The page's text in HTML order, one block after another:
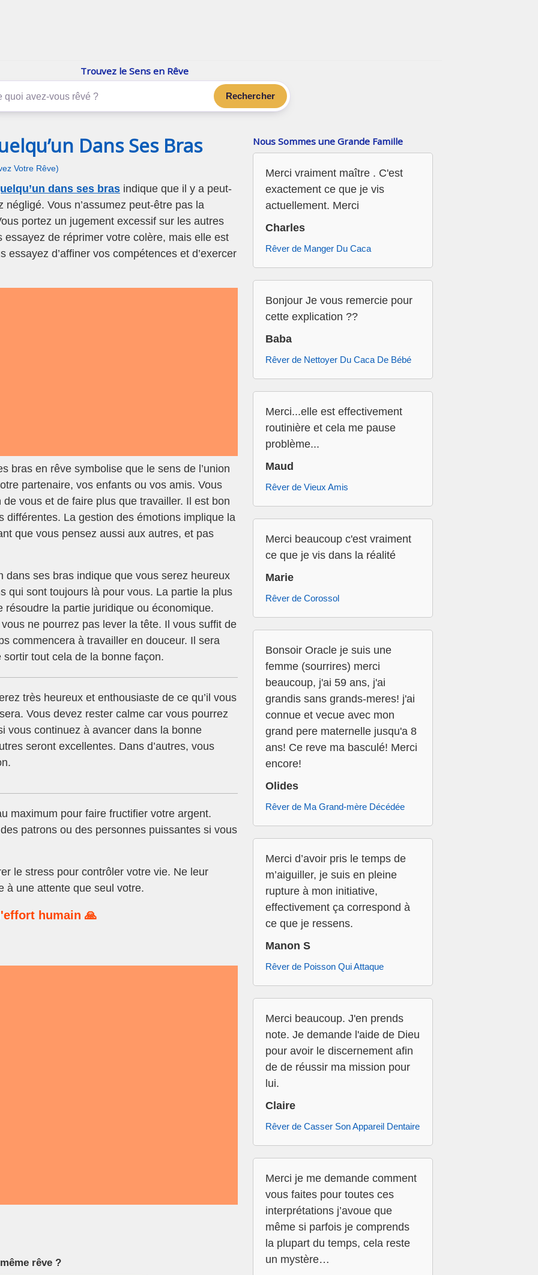
Trouvez le Sens en Rêve
Rechercher
Dans Ses Bras
Votre Rêve)
dans ses bras indique que il y a peut-
Vous n’assumez peut-être pas la
portez un jugement excessif sur les autres
de réprimer votre colère, mais elle est
essayez d’affiner vos compétences et d’exercer
bras en rêve symbolise que le sens de l’union
partenaire, vos enfants ou vos amis. Vous
vous et de faire plus que travailler. Il est bon
différentes. La gestion des émotions implique la
que vous pensez aussi aux autres, et pas
dans ses bras indique que vous serez heureux
qui sont toujours là pour vous. La partie la plus
la partie juridique ou économique.
ne pourrez pas lever la tête. Il vous suffit de
commencera à travailler en douceur. Il sera
tout cela de la bonne façon.
très heureux et enthousiaste de ce qu’il vous
Vous devez rester calme car vous pourrez
vous continuez à avancer dans la bonne
seront excellentes. Dans d’autres, vous
maximum pour faire fructifier votre argent.
patrons ou des personnes puissantes si vous
le stress pour contrôler votre vie. Ne leur
à une attente que seul votre.
humain 🙏
rêve ?
Nous Sommes une Grande Famille
Merci vraiment maître . C'est
exactement ce que je vis
actuellement. Merci
Charles
Rêver de Manger Du Caca
Bonjour Je vous remercie pour
cette explication ??
Baba
Rêver de Nettoyer Du Caca De Bébé
Merci...elle est effectivement
routinière et cela me pause
problème...
Maud
Rêver de Vieux Amis
Merci beaucoup c'est vraiment
ce que je vis dans la réalité
Marie
Rêver de Corossol
Bonsoir Oracle je suis une
femme (sourrires) merci
beaucoup, j'ai 59 ans, j'ai
grandis sans grands-meres! j'ai
connue et vecue avec mon
grand pere maternelle jusqu'a 8
ans! Ce reve ma basculé! Merci
encore!
Olides
Rêver de Ma Grand-mère Décédée
Merci d’avoir pris le temps de
m’aiguiller, je suis en pleine
rupture à mon initiative,
effectivement ça correspond à
ce que je ressens.
Manon S
Rêver de Poisson Qui Attaque
Merci beaucoup. J'en prends
note. Je demande l'aide de Dieu
pour avoir le discernement afin
de de réussir ma mission pour
lui.
Claire
Rêver de Casser Son Appareil Dentaire
Merci je me demande comment
vous faites pour toutes ces
interprétations j’avoue que
même si parfois je comprends
la plupart du temps, cela reste
un mystère…